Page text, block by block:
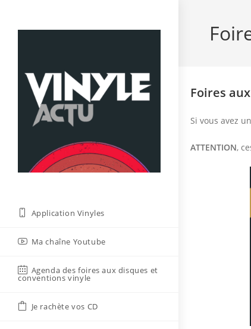
Application Vinyles
Ma chaîne Youtube
Agenda des foires aux disques et
conventions vinyle
Je rachète vos CD
Foires
Si vous avez
ATTENTION,